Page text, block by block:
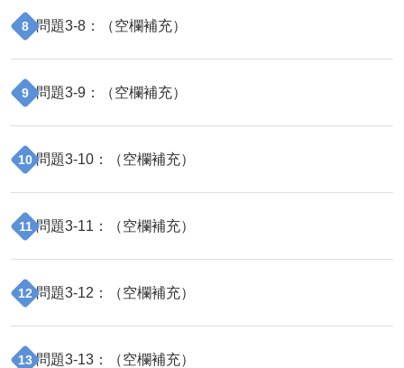
8 問題3-8 ：（空欄補充）
9 問題3-9 ：（空欄補充）
10 問題3-10 ：（空欄補充）
11 問題3-11 ：（空欄補充）
12 問題3-12 ：（空欄補充）
13 問題3-13 ：（空欄補充）